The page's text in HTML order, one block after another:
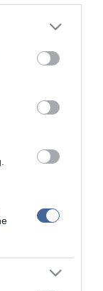
more Google
may click to
party tags to
below Google
azoktól a
félre a
Magyarországon
bizonyos
és vissza.
élő törzsek,
nagyon gyakran a
ez
olyan álláspontot
A Fidesz
a baloldal
és
aki 2010-ben a